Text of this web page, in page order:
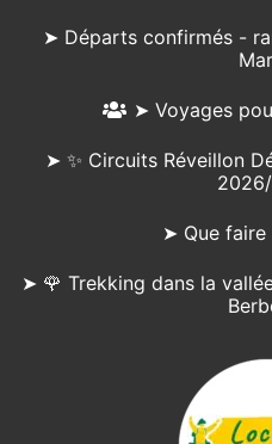
➤ Départs confirmés -
➤ Voyages
➤ ✨ Circuits Réveillon
➤ Que faire
➤ 🌹 Trekking dans la